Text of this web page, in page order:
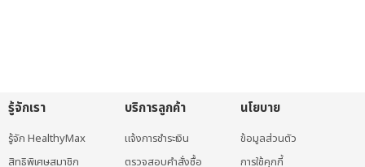
สุขภาพ
กค้า
รู้จักเรา
รู้จัก HealthyMax
สิทธิพิเศษสมาชิก
บริการลูกค้า
แจ้งการชำระเงิน
ตรวจสอบคำสั่งซื้อ
นโยบาย
ข้อมูลส่วนตัว
การใช้คุกกี้